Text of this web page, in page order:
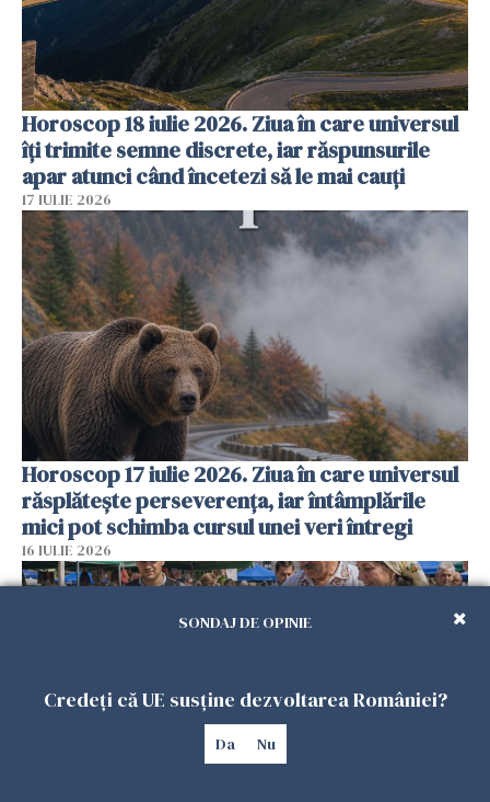
Horoscop 18 iulie 2026. Ziua în care universul
îți trimite semne discrete, iar răspunsurile
apar atunci când încetezi să le mai cauți
17 IULIE 2026
Horoscop 17 iulie 2026. Ziua în care universul
răsplătește perseverența, iar întâmplările
mici pot schimba cursul unei veri întregi
16 IULIE 2026
SONDAJ DE OPINIE
Credeți că UE susține dezvoltarea României?
Da Nu